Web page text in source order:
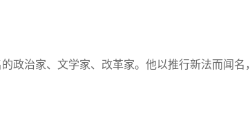
政治家、文学家、改革家。他以推行新法而闻名，